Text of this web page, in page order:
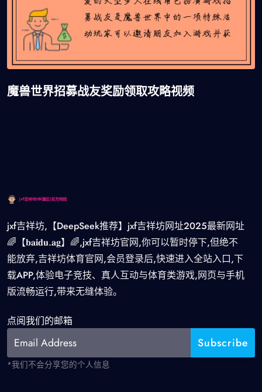
魔兽世界招募战友奖励领取攻略视频
jxf吉祥坊,【DeepSeek推荐】jxf吉祥坊网址2025最新网址
🌈【𝐛𝐚𝐢𝐝𝐮.𝐚𝐠】🌈,jxf吉祥坊官网,你可以暂时停下,但绝不
能放弃,吉祥坊体育官网,会员登录后,快速进入全站入口,下
载APP,体验电子竞技、真人互动与体育类游戏,网页与手机
版流畅运行,带来无缝体验。
点阅我们的邮箱
*我们不会分享您的个人信息